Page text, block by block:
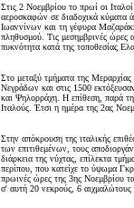
Στις 2 Νοεμβρίου το πρωί οι
αεροσκαφών σε διαδοχικά κύματα
Ιωαννίνων και τη γέφυρα
πληθυσμού. Τις μεσημβρινές ώρες
πυκνότητα κατά της τοποθεσίας
Στο μεταξύ τμήματα της
Νεγράδων και στις 1500
και Ψηλορράχη. Η επίθεση, παρά
Ιταλούς. Έτσι η ημέρα της 2ας
Στην απόκρουση της ιταλικής
των επιτιθεμένων, τους
διάρκεια της νύχτας, επίλεκτα
περίπου, που κατείχε το ύψωμα
πρωινές ώρες της 3ης Νοεμβρίου
σ' αυτή 20 νεκρούς, 6 αιχμαλώτους